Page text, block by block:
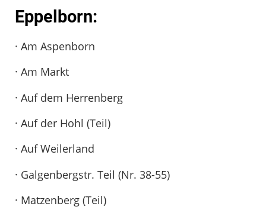
Eppelborn:
· Am Aspenborn
· Am Markt
· Auf dem Herrenberg
· Auf der Hohl (Teil)
· Auf Weilerland
· Galgenbergstr. Teil (Nr. 38-55)
· Matzenberg (Teil)